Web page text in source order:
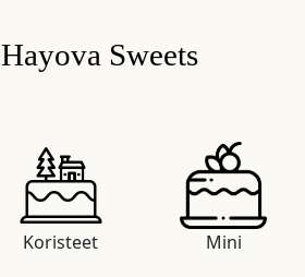
Hayova Sweets
Koristeet Mini